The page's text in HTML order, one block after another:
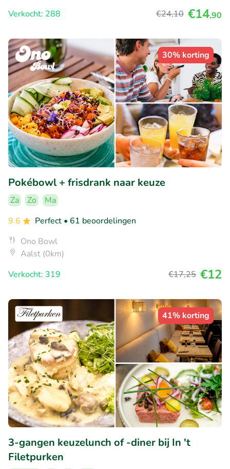
Verkocht: 288
€24,10 €14,90
30% korting
Pokébowl + frisdrank naar keuze
Za Zo
Ma
9.6
Perfect • 61 beoordelingen
Ono Bowl
Aalst (0km)
Verkocht: 319
€17,25 €12
41% korting
3-gangen keuzelunch of -diner bij In 't
Filetpurken